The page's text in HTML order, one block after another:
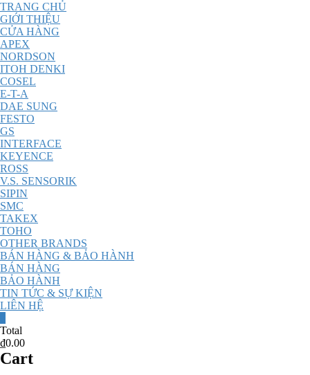
TRANG CHỦ
GIỚI THIỆU
CỬA HÀNG
APEX
NORDSON
ITOH DENKI
COSEL
E-T-A
DAE SUNG
FESTO
GS
INTERFACE
KEYENCE
ROSS
V.S. SENSORIK
SIPIN
SMC
TAKEX
TOHO
OTHER BRANDS
BÁN HÀNG & BẢO HÀNH
BÁN HÀNG
BẢO HÀNH
TIN TỨC & SỰ KIỆN
LIÊN HỆ
Total
₫0.00
Cart